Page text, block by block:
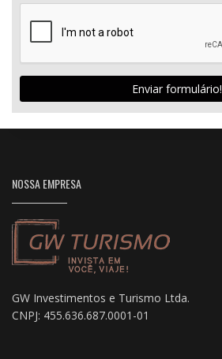
Enviar formulário!
NOSSA EMPRESA
GW Investimentos e Turismo Ltda.
CNPJ: 455.636.687.0001-01